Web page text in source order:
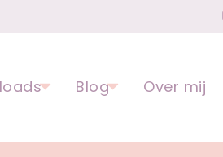
Blog Over mij